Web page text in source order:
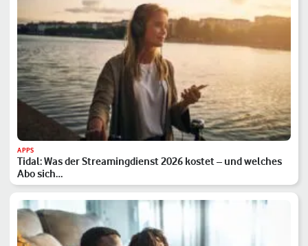
APPS
Tidal: Was der Streamingdienst 2026 kostet – und welches
Abo sich…